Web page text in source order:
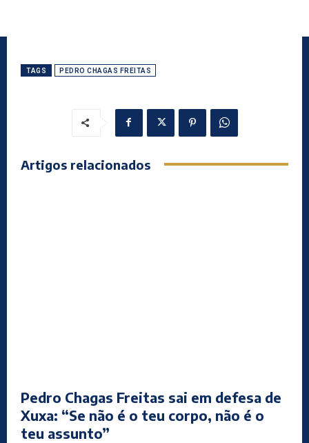
TAGS PEDRO CHAGAS FREITAS
Artigos relacionados
Pedro Chagas Freitas sai em defesa de
Xuxa: “Se não é o teu corpo, não é o
teu assunto”